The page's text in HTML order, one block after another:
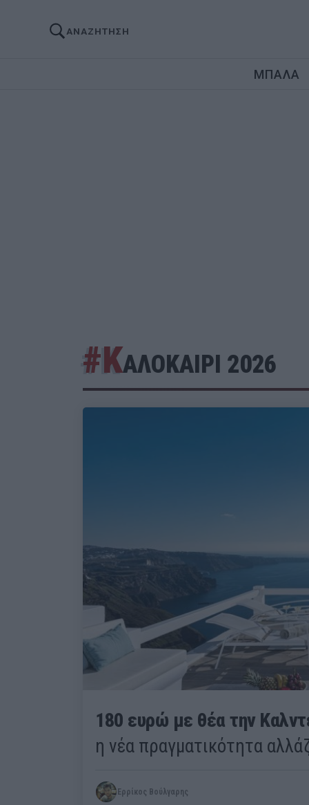
ΑΝΑΖΗΤΗΣΗ
ΜΠΑΛΑ
#ΚΑΛΟΚΑΙΡΙ 2026
180 ευρώ με θέα την
η νέα πραγματικότητα
Ερρίκος Βούλγαρης